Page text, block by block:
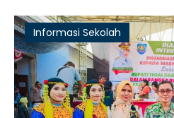
Informasi Sekolah